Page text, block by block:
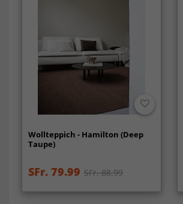
Wollteppich - Hamilton (Deep
Taupe)
SFr. 79.99 SFr. 88.99